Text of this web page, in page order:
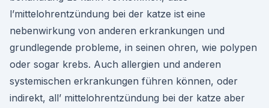
l’mittelohrentzündung bei der katze ist eine
nebenwirkung von anderen erkrankungen und
grundlegende probleme, in seinen ohren, wie polypen
oder sogar krebs. Auch allergien und anderen
systemischen erkrankungen führen können, oder
indirekt, all’ mittelohrentzündung bei der katze aber